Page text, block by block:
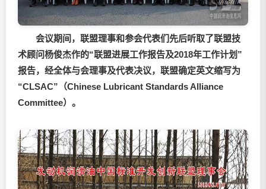
会议期间，联盟理事和参会代表们先后听取了联盟技
术顾问杨俊杰作的“联盟进展工作报告及2018年工作计划”
报告，经全体与会理事及代表决议，联盟确定英文缩写为
“CLSAC”（Chinese Lubricant Standards Alliance
Committee）。